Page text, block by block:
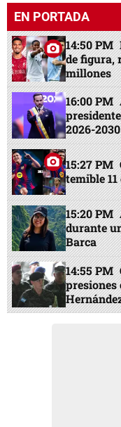
EN PORTADA
14:50 PM
de figura,
millones
16:00 PM
2026-2030
15:27 PM
temible
15:20 PM
durante
Barca
14:55 PM
presiones